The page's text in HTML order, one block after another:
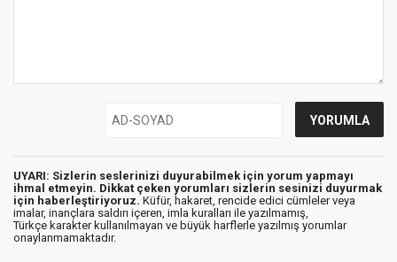
UYARI: Sizlerin seslerinizi duyurabilmek için yorum yapmayı
ihmal etmeyin. Dikkat çeken yorumları sizlerin sesinizi duyurmak
için haberleştiriyoruz. Küfür, hakaret, rencide edici cümleler veya
imalar, inançlara saldırı içeren, imla kuralları ile yazılmamış,
Türkçe karakter kullanılmayan ve büyük harflerle yazılmış yorumlar
onaylanmamaktadır.